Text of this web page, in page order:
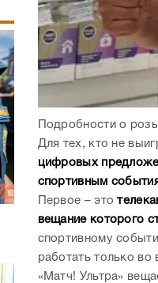
Подробности о
Для тех, кто не
цифровых
спортивным
Первое – это
вещание которого
спортивному
работать только во
«Матч! Ультра»